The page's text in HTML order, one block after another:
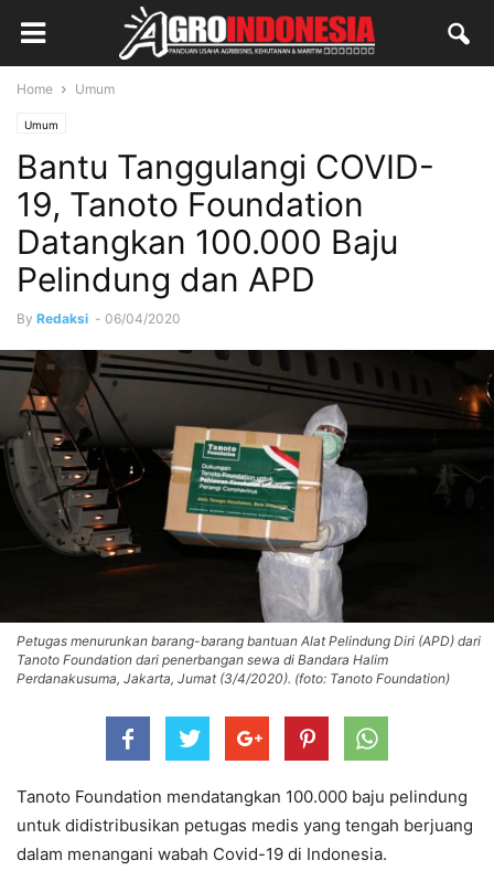
Home Umum
Umum
Bantu Tanggulangi COVID-
19, Tanoto Foundation
Datangkan 100.000 Baju
Pelindung dan APD
By Redaksi - 06/04/2020
Petugas menurunkan barang-barang bantuan Alat Pelindung Diri (APD) dari
Tanoto Foundation dari penerbangan sewa di Bandara Halim
Perdanakusuma, Jakarta, Jumat (3/4/2020). (foto: Tanoto Foundation)
Tanoto Foundation mendatangkan 100.000 baju pelindung
untuk didistribusikan petugas medis yang tengah berjuang
dalam menangani wabah Covid-19 di Indonesia.